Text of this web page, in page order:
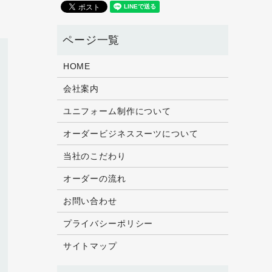
HOME
会社案内
ユニフォーム制作について
オーダービジネススーツについて
当社のこだわり
オーダーの流れ
お問い合わせ
プライバシーポリシー
サイトマップ